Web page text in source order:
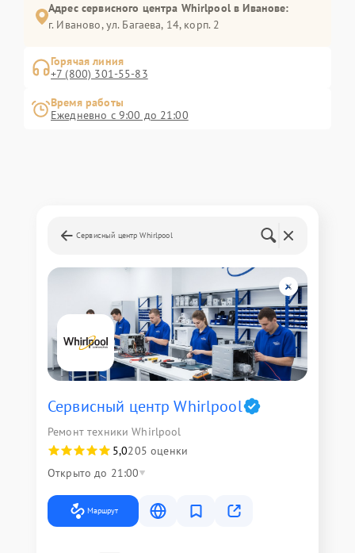
Адрес сервисного центра Whirlpool в Иванове:
г. Иваново, ул. Багаева, 14, корп. 2
Горячая линия
+7 (800) 301-55-83
Время работы
Ежедневно с 9:00 до 21:00
Сервисный центр Whirlpool
Сервисный центр Whirlpool
Ремонт техники Whirlpool
5,0205 оценки
Открыто до 21:00
Маршрут